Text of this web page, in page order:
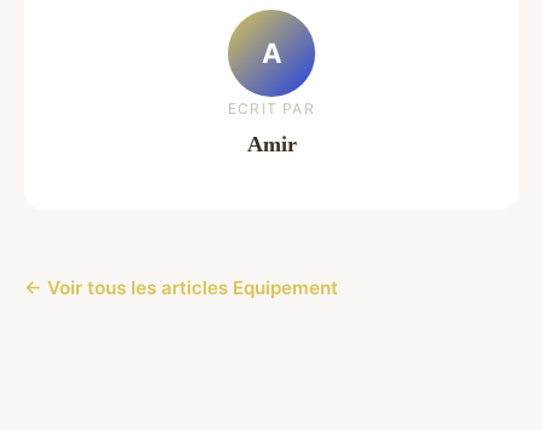
A
ECRIT PAR
Amir
← Voir tous les articles Equipement